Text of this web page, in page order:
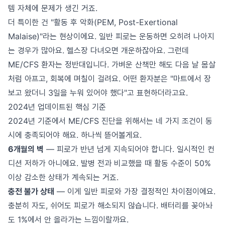
템 자체에 문제가 생긴 거죠.
더 특이한 건 "활동 후 악화(PEM, Post-Exertional
Malaise)"라는 현상이에요. 일반 피로는 운동하면 오히려 나아지
는 경우가 많아요. 헬스장 다녀오면 개운하잖아요. 그런데
ME/CFS 환자는 정반대입니다. 가벼운 산책만 해도 다음 날 몸살
처럼 아프고, 회복에 며칠이 걸려요. 어떤 환자분은 "마트에서 장
보고 왔더니 3일을 누워 있어야 했다"고 표현하더라고요.
2024년 업데이트된 핵심 기준
2024년 기준에서 ME/CFS 진단을 위해서는 네 가지 조건이 동
시에 충족되어야 해요. 하나씩 뜯어볼게요.
6개월의 벽 — 피로가 반년 넘게 지속되어야 합니다. 일시적인 컨
디션 저하가 아니에요. 발병 전과 비교했을 때 활동 수준이 50%
이상 감소한 상태가 계속되는 거죠.
충전 불가 상태 — 이게 일반 피로와 가장 결정적인 차이점이에요.
충분히 자도, 쉬어도 피로가 해소되지 않습니다. 배터리를 꽂아놔
도 1%에서 안 올라가는 느낌이랄까요.